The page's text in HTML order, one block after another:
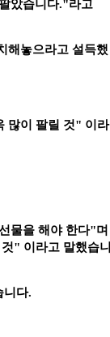
았습니다."라고
해놓으라고 설득했
많이 팔릴 것" 이라
물을 해야 한다"며
" 이라고 말했습니
니다.